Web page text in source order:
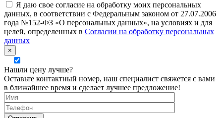
Я даю свое согласие на обработку моих персональных
данных, в соответствии с Федеральным законом от 27.07.2006
года №152-ФЗ «О персональных данных», на условиях и для
целей, определенных в Согласии на обработку персональных
данных
×
Нашли цену лучше?
Оставьте контактный номер, наш специалист свяжется с вами
в ближайшее время и сделает лучшее предложение!